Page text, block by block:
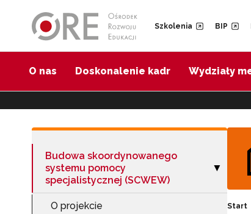
Szkolenia BIP
O nas Doskonalenie kadr Wydziały
Budowa skoordynowanego
systemu pomocy
specjalistycznej (SCWEW)
Zwiń
▶
O projekcie Start